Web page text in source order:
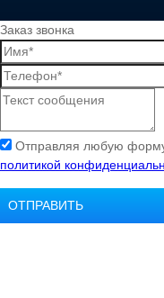
Заказ звонка
Отправляя любую
политикой
ОТПРАВИТЬ